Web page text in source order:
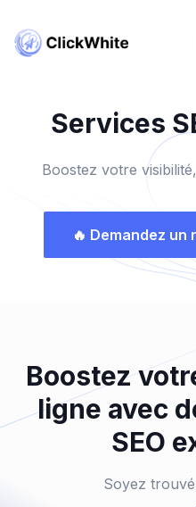
Services
Boostez votre
🔥 Demandez un
Boostez
ligne avec
SEO
Soyez